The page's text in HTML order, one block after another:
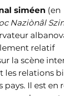
siméen (en
Naziònâl
relatif
la scène
les relations
pays. Il est en